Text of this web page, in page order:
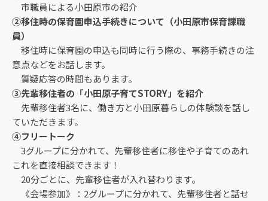
市職員による小田原市の紹介
②移住時の保育園申込手続きについて（小田原市保育課職
員）
移住時に保育園の申込も同時に行う際の、事務手続きの注
意点などをお話します。
質疑応答の時間もあります。
③先輩移住者の「小田原子育てSTORY」を紹介
先輩移住者3名に、働き方と小田原暮らしの体験談を話し
ていただきます。
④フリートーク
3グループに分かれて、先輩移住者に移住や子育てのあれ
これを直接相談できます！
20分ごとに、先輩移住者が入れ替わります。
《会場参加》：2グループに分かれて、先輩移住者と話せ